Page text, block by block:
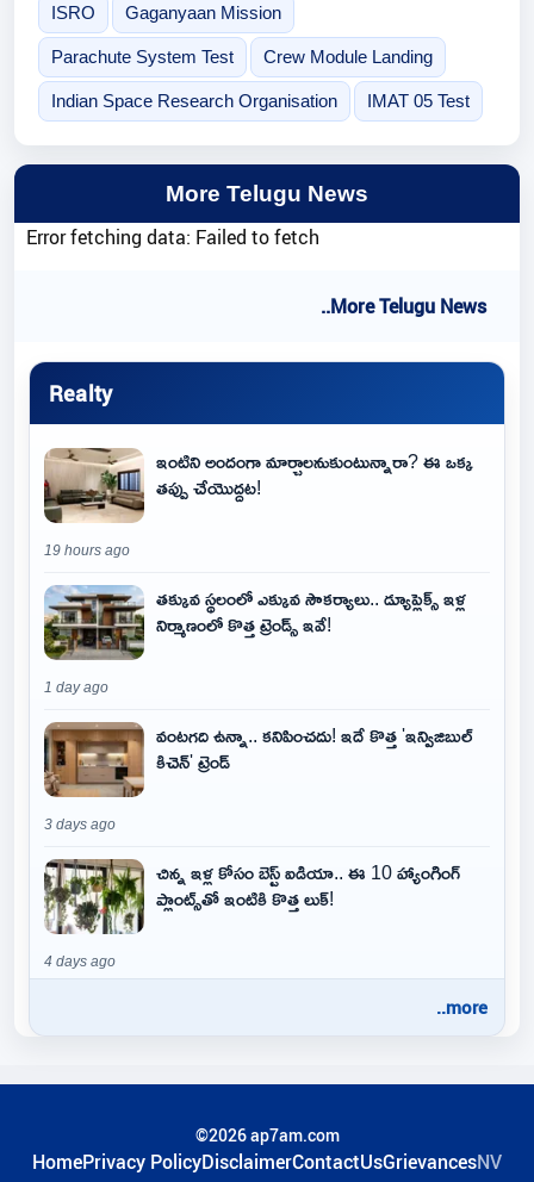
ISRO Gaganyaan Mission
Parachute System Test Crew Module Landing
Indian Space Research Organisation IMAT 05 Test
More Telugu News
Error fetching data: Failed to fetch
..More Telugu News
Realty
ఇంటిని అందంగా మార్చాలనుకుంటున్నారా? ఈ ఒక్క
తప్పు చేయొద్దట!
19 hours ago
తక్కువ స్థలంలో ఎక్కువ సౌకర్యాలు.. డ్యూప్లెక్స్ ఇళ్ల
నిర్మాణంలో కొత్త ట్రెండ్స్ ఇవే!
1 day ago
వంటగది ఉన్నా.. కనిపించదు! ఇదే కొత్త 'ఇన్విజిబుల్
కిచెన్' ట్రెండ్
3 days ago
చిన్న ఇళ్ల కోసం బెస్ట్ ఐడియా.. ఈ 10 హ్యాంగింగ్
ప్లాంట్స్‌తో ఇంటికి కొత్త లుక్!
4 days ago
..more
©2026 ap7am.com
HomePrivacy PolicyDisclaimerContactUsGrievancesNV